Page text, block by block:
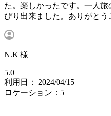
た。楽しかったです。一人
びり出来ました。ありがとう
N.K 様
5.0
利用日： 2024/04/15
ロケーション：5
|